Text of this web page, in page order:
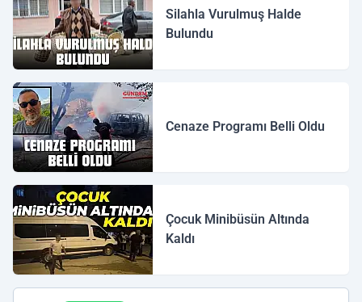
Silahla Vurulmuş Halde
Bulundu
Cenaze Programı Belli Oldu
Çocuk Minibüsün Altında
Kaldı